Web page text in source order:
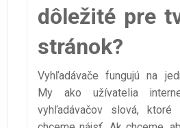
dôležité pre
stránok?
Vyhľadávače fungujú na
My ako užívatelia
vyhľadávačov slová,